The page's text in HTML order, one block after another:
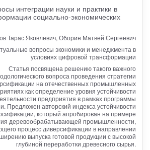
интеграции науки и практики в
социально-экономических
Тарас Яковлевич, Оборин Матвей Сергеевич
вопросы экономики и менеджмента в
условиях цифровой трансформации
Статья посвящена решению такого важного
вопроса проведения стратегии
на отечественных промышленных
как определение уровня устойчивости
предприятия в рамках программы
Предложен авторский индекса устойчивости
который апробирован на примере
деревообрабатывающей промышленности,
процесс диверсификации в направлении
выпуска готовой продукции с высокой
глубиной переработки древесного сырья.